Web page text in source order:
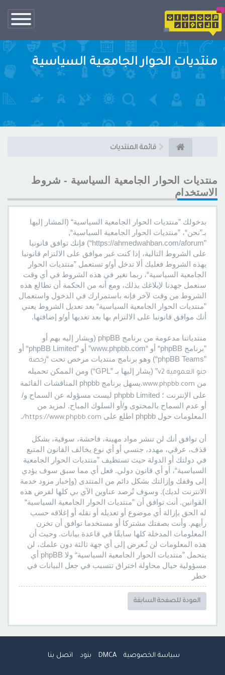
تبديل
الناف
منتديات الحوار الجامعية السياسية
قائمة المنتديات
منتديات الحوار الجامعية السياسية - شروط
الاستخدام
بدخولك ”منتديات الحوار الجامعية السياسية“ (المشار إليها
بـ”نحن“، ”منتديات الحوار الجامعية السياسية“,
”https://ahmedwahban.com/aforum“) فإنك توافق قانونيا
على الشروط التالية، إذا كنت غير موافق على الالتزام قانونيا
بهذه الشروط فعليك ألا تدخل أو/و تستعمل ”منتديات الحوار
الجامعية السياسية“، ربما نغير في هذه الشروط في أي وقت
سنعمل جهدنا لإبلاغك بذلك، ومع أنه من الحكمة أن تطالع هذه
الشروط من وقت لآخر فإنه باستمرارك في الدخول واستعمال
”منتديات الحوار الجامعية السياسية“ بعد تعديل الشروط يعني
أنك موافق قانونيا على الالتزام بها بعد تعديها أو/و إضافتها.
منتدياتنا مدعومة من برنامج phpBB (ويشار إليه بهم أو
”برنامج phpBB“ أو “www.phpbb.com” أو ”phpBB Limited“ أو
”phpBB Teams“) وهو برنامج منتديات مرخص تحت “
رخصة
جنو العمومية v2
” (يشار إليها بـ ”GPL“) ومن الممكن تحميله
من www.phpbb.com
.يسهل برنامج phpbb المناقشات القائمة
على الإنترنت ؛ phpbb Limited ليست مسؤوله عن السماح و/
أو عدم السماح بالمحتوى و/أو السلوك المباح. لمزيد من
المعلومات حول phpbb اطلع على
https://www.phpbb.com/
.
أن توافق أنك لن تنشر مواد مهينة، فاحشة، سوقية، بشكل
قذف، عرقي، مهدد، جنسي أو أي نوع يخالف القانون المتبع
في دولتك أو الدولة حيث تستظيف ”منتديات الحوار الجامعية
السياسية“، أو أي قانون دولي. فعل أي مما سبق سوف يؤدي
إلى وقفك وإزالتك بشكل دائم من المنتدى (وإخبار مزود خدمة
الانترنت لديك). وسوف تُرصد عناوين الآي بي كلها لفرض هذه
القوانين. أنت توافق أن ”منتديات الحوار الجامعية السياسية“
له الحق بإزالة أي موضوع أو تعديله أو نقله أو إغلاقه حسب
رأيهم. وأنت بصفتك مشتركا أو مستخدما توافق أن تخزن
المعلومات المدخلة كلها سابقًا في قاعدة بيانات. وحيث أن
هذه المعلومات لن تُـعرض إلى أي جهة ثالثة دون علمك، لن
يتحمل ”منتديات الحوار الجامعية السياسية“ ولا phpBB أي
مسؤولية حيال محاولة اختراق تتسبب في جعل البيانات في
خطر
العودة للصفحة السابقة
سياسة الخصوصية DMCA بنود اتصل بنا